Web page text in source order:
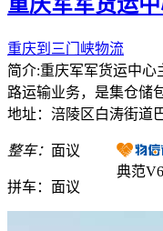
重庆军军货运
重庆到三门峡物流
简介:重庆军军货运中
路运输业务，是集仓储
地址：涪陵区白涛街道
整车： 面议
拼车： 面议
典范V6